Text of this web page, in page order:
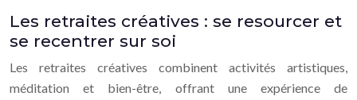
Les retraites créatives : se resourcer et
se recentrer sur soi
Les retraites créatives combinent activités artistiques,
méditation et bien-être, offrant une expérience de